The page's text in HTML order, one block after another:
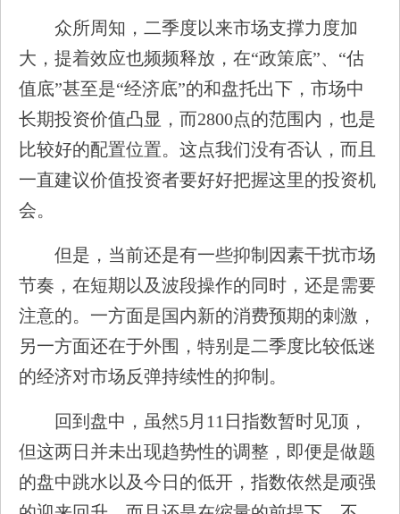
众所周知，二季度以来市场支撑力度加
大，提着效应也频频释放，在“政策底”、“估
值底”甚至是“经济底”的和盘托出下，市场中
长期投资价值凸显，而2800点的范围内，也是
比较好的配置位置。这点我们没有否认，而且
一直建议价值投资者要好好把握这里的投资机
会。
但是，当前还是有一些抑制因素干扰市场
节奏，在短期以及波段操作的同时，还是需要
注意的。一方面是国内新的消费预期的刺激，
另一方面还在于外围，特别是二季度比较低迷
的经济对市场反弹持续性的抑制。
回到盘中，虽然5月11日指数暂时见顶，
但这两日并未出现趋势性的调整，即便是做题
的盘中跳水以及今日的低开，指数依然是顽强